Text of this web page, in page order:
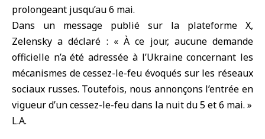
prolongeant jusqu’au 6 mai.
Dans un message publié sur la plateforme X,
Zelensky a déclaré : « À ce jour, aucune demande
officielle n’a été adressée à l’Ukraine concernant les
mécanismes de cessez-le-feu évoqués sur les réseaux
sociaux russes. Toutefois, nous annonçons l’entrée en
vigueur d’un cessez-le-feu dans la nuit du 5 et 6 mai. »
L.A.